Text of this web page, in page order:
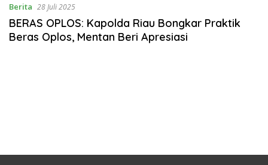
Berita 28 Juli 2025
BERAS OPLOS: Kapolda Riau Bongkar Praktik
Beras Oplos, Mentan Beri Apresiasi